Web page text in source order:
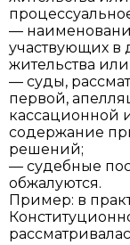
—
участвующих в
жительства
— суды,
первой,
кассационной
содержание
решений;
— судебные
обжалуются.
Пример: в